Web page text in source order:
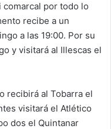
por todo lo
recibe a un
a las 19:00. Por su
y visitará al Illescas el
recibirá al Tobarra el
visitará el Atlético
dos el Quintanar